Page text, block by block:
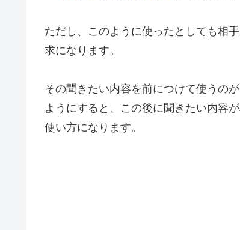
ただし、このように使ったとしても相
求になります。
その聞きたい内容を前につけて使うのが
ようにすると、この後に聞きたい内容
使い方になります。